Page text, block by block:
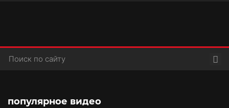
популярное видео